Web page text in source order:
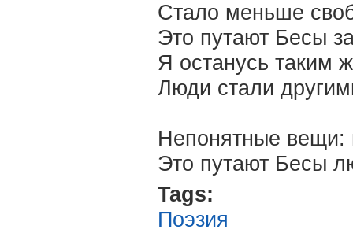
Стало меньше
Это путают Бесы
Я останусь таким
Люди стали
Непонятные вещи:
Это путают Бесы
Tags:
Поэзия